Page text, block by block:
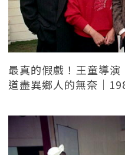
最真的假戲！王童導演
道盡異鄉人的無奈｜